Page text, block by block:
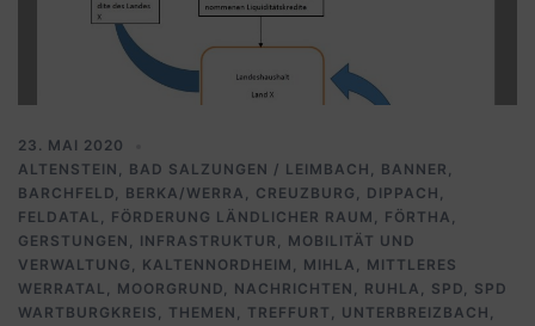
23. MAI 2020
ALTENSTEIN , BAD SALZUNGEN / LEIMBACH , BANNER ,
BARCHFELD, BERKA/WERRA , CREUZBURG , DIPPACH ,
FELDATAL , FÖRDERUNG LÄNDLICHER RAUM , FÖRTHA ,
GERSTUNGEN , INFRASTRUKTUR, MOBILITÄT UND
VERWALTUNG , KALTENNORDHEIM , MIHLA , MITTLERES
WERRATAL , MOORGRUND, NACHRICHTEN , RUHLA , SPD, SPD
WARTBURGKREIS , THEMEN , TREFFURT , UNTERBREIZBACH ,